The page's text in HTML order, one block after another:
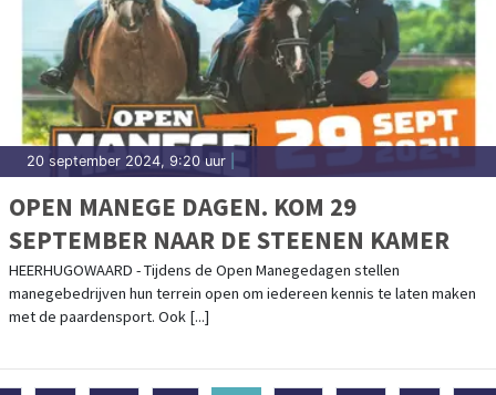
20 september 2024, 9:20 uur
OPEN MANEGE DAGEN. KOM 29
SEPTEMBER NAAR DE STEENEN KAMER
HEERHUGOWAARD - Tijdens de Open Manegedagen stellen
manegebedrijven hun terrein open om iedereen kennis te laten maken
met de paardensport. Ook [...]